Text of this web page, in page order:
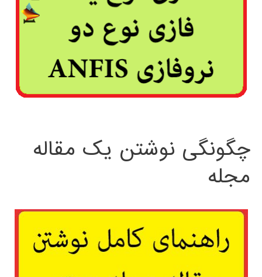
چگونگی نوشتن یک مقاله
مجله